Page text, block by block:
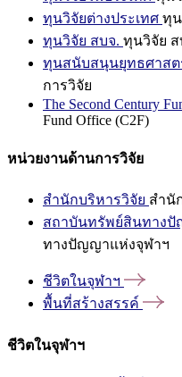
ทุนวิจัยต่างประเทศ ทุน
ทุนวิจัย สบจ. ทุนวิจัย ส
ทุนสนับสนุนยุทธศาสต
การวิจัย
The Second Century
Fund Office (C2F)
หน่วยงานด้านการวิจัย
สำนักบริหารวิจัย สำนั
สถาบันทรัพย์สินทาง
ทางปัญญาแห่งจุฬาฯ
ชีวิตในจุฬาฯ
พื้นที่สร้างสรรค์
ชีวิตในจุฬาฯ